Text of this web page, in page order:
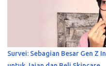
Survei: Sebagian Besar Gen Z